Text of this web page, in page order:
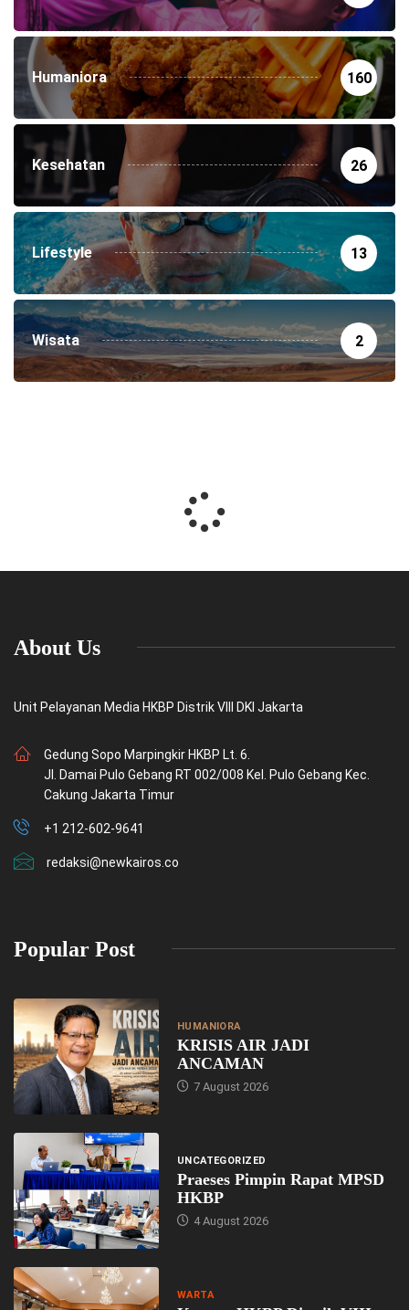
Humaniora 160
Kesehatan 26
Lifestyle 13
Wisata 2
About Us
Unit Pelayanan Media HKBP Distrik VIII DKI Jakarta
Gedung Sopo Marpingkir HKBP Lt. 6.
Jl. Damai Pulo Gebang RT 002/008 Kel. Pulo Gebang Kec.
Cakung Jakarta Timur
+1 212-602-9641
redaksi@newkairos.co
Popular Post
HUMANIORA
KRISIS AIR JADI
ANCAMAN
7 August 2026
UNCATEGORIZED
Praeses Pimpin Rapat MPSD
HKBP
4 August 2026
WARTA